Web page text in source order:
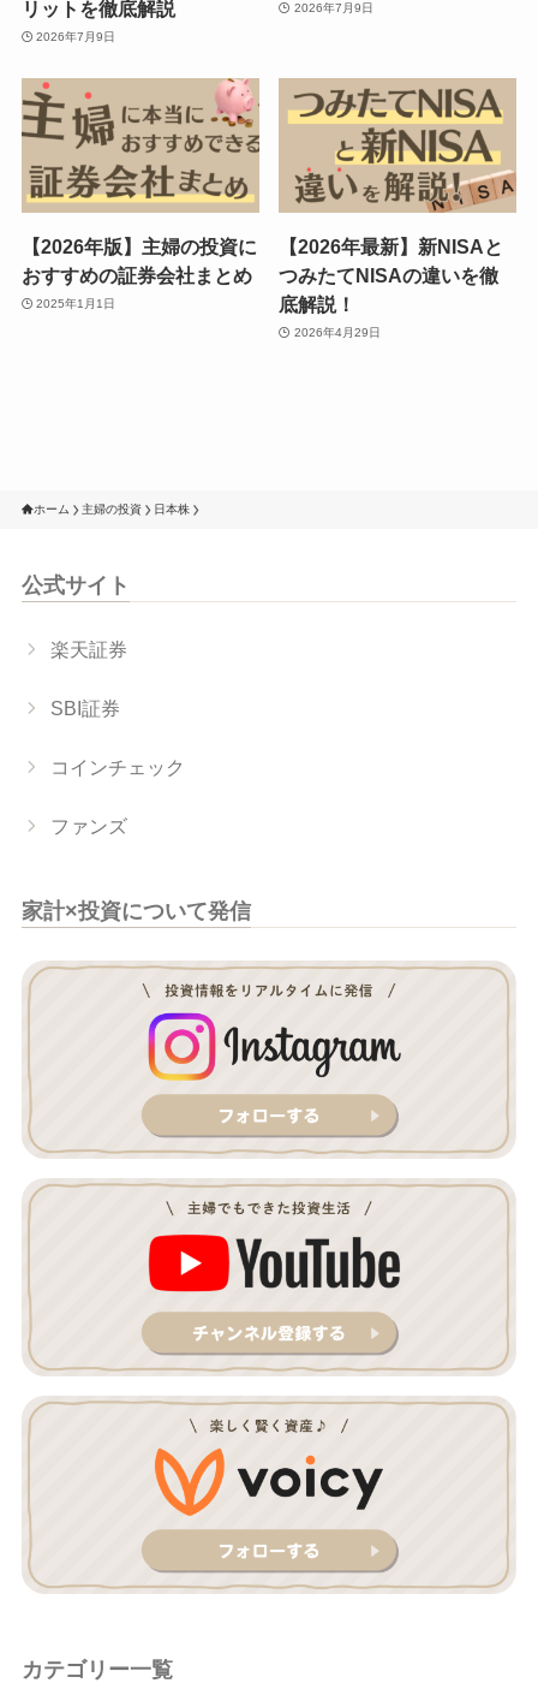
リットを徹底解説
2026年7月9日
2026年7月9日
【2026年版】主婦の投資に
おすすめの証券会社まとめ
2025年1月1日
【2026年最新】新NISAと
つみたてNISAの違いを徹
底解説！
2026年4月29日
ホーム 主婦の投資 日本株
公式サイト
楽天証券
SBI証券
コインチェック
ファンズ
家計×投資について発信
カテゴリー一覧